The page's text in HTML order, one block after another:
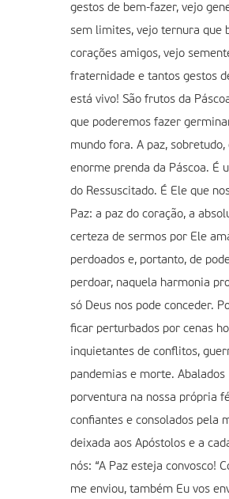
gestos de bem-fazer, vejo
sem limites, vejo ternura que
corações amigos, vejo
fraternidade e tantos gestos
está vivo! São frutos da
que poderemos fazer
mundo fora. A paz, sobretudo,
enorme prenda da Páscoa. É
do Ressuscitado. É Ele que
Paz: a paz do coração, a
certeza de sermos por Ele
perdoados e, portanto, de
perdoar, naquela harmonia
só Deus nos pode conceder.
ficar perturbados por cenas
inquietantes de conflitos,
pandemias e morte. Abalados
porventura na nossa própria
confiantes e consolados pela
deixada aos Apóstolos e a
nós: “A Paz esteja convosco!
me enviou, também Eu vos